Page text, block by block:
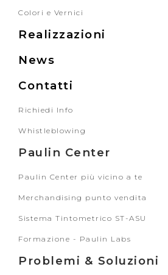
Colori e Vernici
Realizzazioni
News
Contatti
Richiedi Info
Whistleblowing
Paulin Center
Paulin Center più vicino a te
Merchandising punto vendita
Sistema Tintometrico ST-ASU
Formazione - Paulin Labs
Problemi & Soluzioni